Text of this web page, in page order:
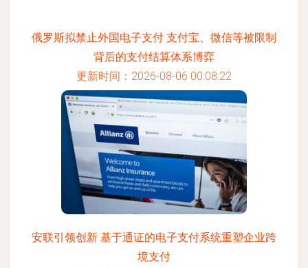
俄罗斯拟禁止外国电子支付 支付宝、微信等被限制
背后的支付结算体系博弈
更新时间：2026-08-06 00:08:22
安联引领创新 基于通证的电子支付系统重塑企业跨
境支付